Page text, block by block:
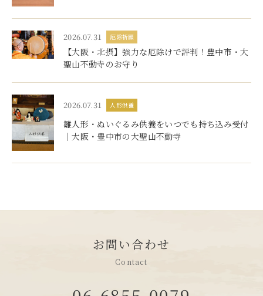
2026.07.31 厄除祈願
【大阪・北摂】強力な厄除けで評判！豊中市・大
聖山不動寺のお守り
2026.07.31 人形供養
雛人形・ぬいぐるみ供養をいつでも持ち込み受付
｜大阪・豊中市の大聖山不動寺
お問い合わせ
Contact